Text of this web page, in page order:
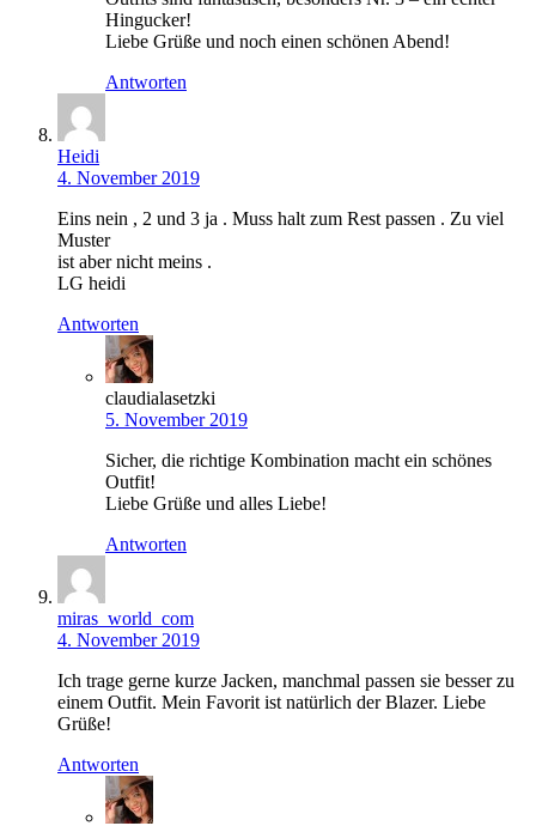
Hingucker!
Liebe Grüße und noch einen schönen Abend!
Antworten
Heidi
4. November 2019
Eins nein , 2 und 3 ja . Muss halt zum Rest passen . Zu viel
Muster
ist aber nicht meins .
LG heidi
Antworten
claudialasetzki
5. November 2019
Sicher, die richtige Kombination macht ein schönes
Outfit!
Liebe Grüße und alles Liebe!
Antworten
miras_world_com
4. November 2019
Ich trage gerne kurze Jacken, manchmal passen sie besser zu
einem Outfit. Mein Favorit ist natürlich der Blazer. Liebe
Grüße!
Antworten